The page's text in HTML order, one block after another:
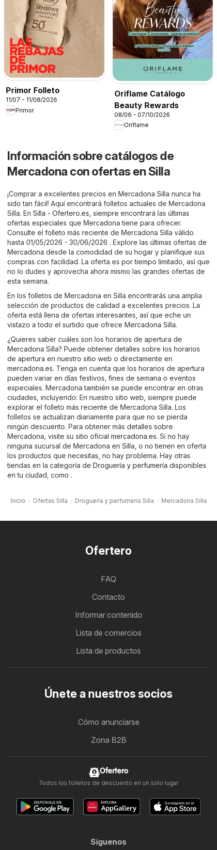
Primor Folleto
11/07 - 11/08/2026
Primor
Oriflame Catálogo
Beauty Rewards
08/06 - 07/10/2026
Oriflame
Información sobre catálogos de
Mercadona con ofertas en Silla
¡Comprar a excelentes precios en Mercadona Silla nunca ha
sido tan fácil! Aquí encontrará folletos actuales de Mercadona
Silla. En Silla - Ofertero.es , siempre encontrará las últimas
ofertas especiales que Mercadona tiene para ofrecer.
Consulte el folleto más reciente de Mercadona Silla válido
hasta 01/05/2026 - 30/06/2026 . Explore las últimas ofertas de
Mercadona desde la comodidad de su hogar y planifique sus
compras con facilidad. La oferta es por tiempo limitado, así que
no lo dudes y aprovecha ahora mismo las grandes ofertas de
esta semana.
En los folletos de Mercadona en Silla encontrarás una amplia
selección de productos de calidad a excelentes precios. La
oferta está llena de ofertas interesantes, así que eche un
vistazo a todo el surtido que ofrece Mercadona Silla.
¿Quieres saber cuáles son los horarios de apertura de
Mercadona Silla? Puede obtener detalles sobre los horarios
de apertura en nuestro sitio web o directamente en
mercadona.es. Tenga en cuenta que los horarios de apertura
pueden variar en días festivos, fines de semana o eventos
especiales. Mercadona también se puede encontrar en otras
ciudades, incluyendo: En nuestro sitio web, siempre puede
explorar el folleto más reciente de Mercadona Silla. Los
folletos se actualizan diariamente para que no se pierda
ningún descuento. Para obtener más detalles sobre
Mercadona, visite su sitio oficial mercadona.es. Si no hay
ninguna sucursal de Mercadona en Silla, o no tienen en oferta
los productos que necesitas, no hay problema. Hay otras
tiendas en la categoría de Droguería y perfumería disponibles
en tu ciudad, como .
Inicio Ofertas Silla Droguería y perfumería Silla Mercadona Silla
Ofertero
FAQ
Contacto
Informar contenido
Lista de comercios
Lista de productos
Únete a nuestros socios
Cómo anunciarse
Zona B2B
Ofertero
Todos los folletos de descuento en un solo lugar
Síguenos